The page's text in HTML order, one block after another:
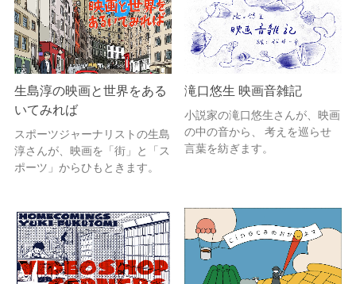
生島淳の映画と世界をある
いてみれば
スポーツジャーナリストの生島
淳さんが、映画を「街」と「ス
ポーツ」からひもときます。
滝口悠生 映画音雑記
小説家の滝口悠生さんが、映画
の中の音から、 考えを巡らせ
言葉を紡ぎます。